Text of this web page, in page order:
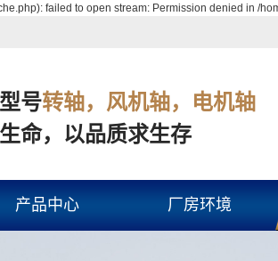
failed to open stream: Permission denied in /
号转轴，风机轴，电机轴
命，以品质求生存
产品中心 厂房环境